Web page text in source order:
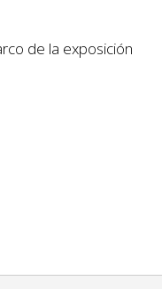
de la exposición